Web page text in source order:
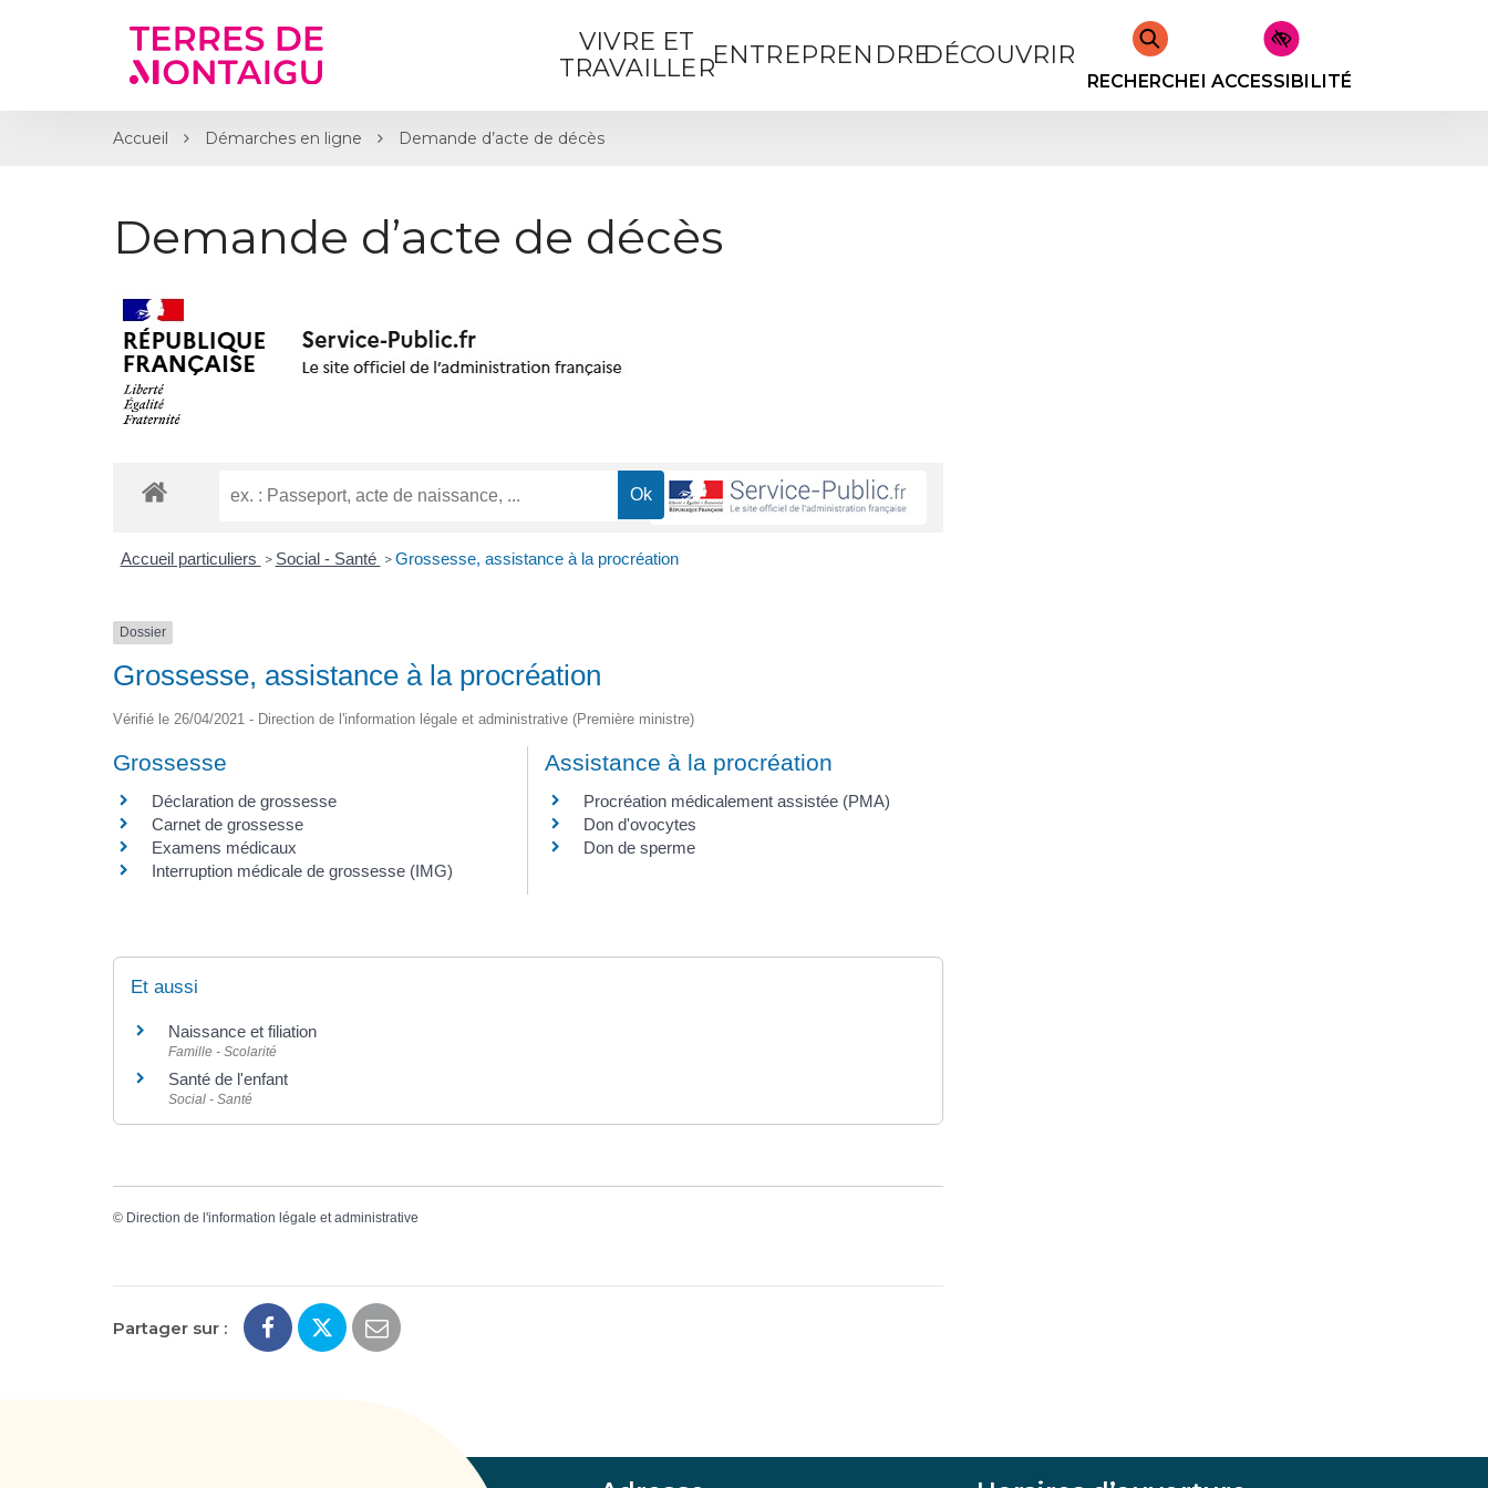
VIVRE ET
TRAVAILLERENTREPRENDREDÉCOUVRIR
RECHERCHERACCESSIBILITÉ
Accueil Démarches en ligne Demande d’acte de décès
Demande d’acte de décès
Accueil particuliers > Social - Santé > Grossesse, assistance à la procréation
Dossier
Grossesse, assistance à la procréation
Vérifié le 26/04/2021 - Direction de l'information légale et administrative (Première ministre)
Grossesse
Déclaration de grossesse
Carnet de grossesse
Examens médicaux
Interruption médicale de grossesse (IMG)
Assistance à la procréation
Procréation médicalement assistée (PMA)
Don d'ovocytes
Don de sperme
Et aussi
Naissance et filiation
Famille - Scolarité
Santé de l'enfant
Social - Santé
© Direction de l'information légale et administrative
Partager sur :